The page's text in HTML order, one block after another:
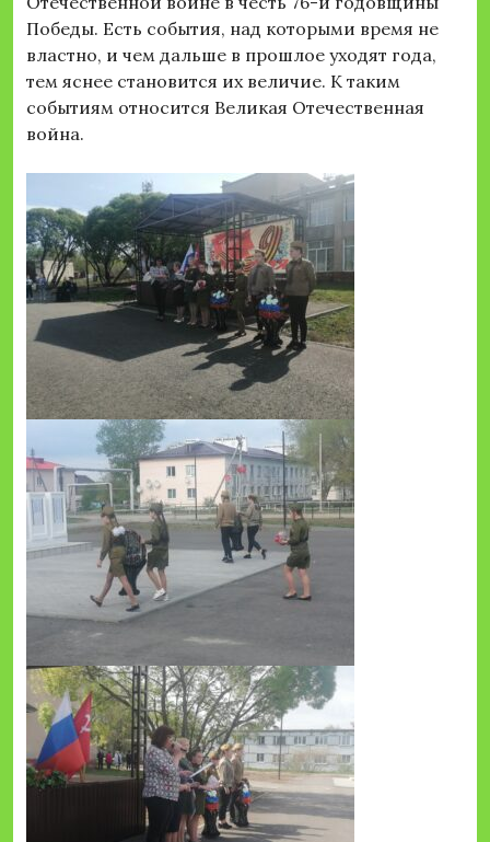
Победы. Есть события, над которыми время не
властно, и чем дальше в прошлое уходят года,
тем яснее становится их величие. К таким
событиям относится Великая Отечественная
война.